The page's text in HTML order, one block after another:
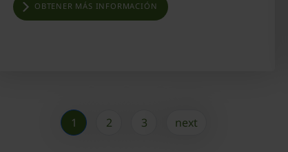
OBTENER MÁS INFORMACIÓN
1 2 3 next